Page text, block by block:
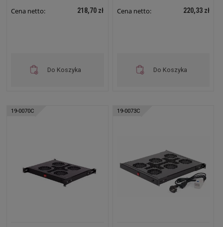
Cena netto: 218,70 zł
Do Koszyka
Cena netto: 220,33 zł
Do Koszyka
19-0070C 19-0073C